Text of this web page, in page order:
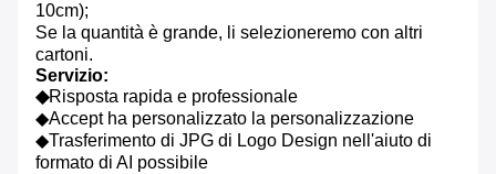
10cm);
Se la quantità è grande, li selezioneremo con altri
cartoni.
Servizio:
◆Risposta rapida e professionale
◆Accept ha personalizzato la personalizzazione
◆Trasferimento di JPG di Logo Design nell'aiuto di
formato di AI possibile